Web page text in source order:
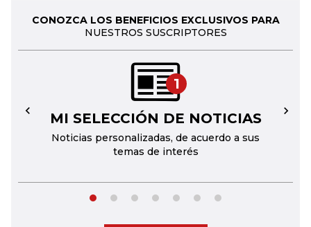
CONOZCA LOS BENEFICIOS EXCLUSIVOS PARA
NUESTROS SUSCRIPTORES
1
MI SELECCIÓN DE NOTICIAS
Noticias personalizadas, de acuerdo a sus
temas de interés
← →